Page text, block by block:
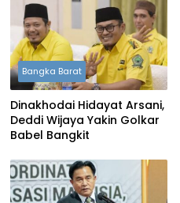
Bangka Barat
Dinakhodai Hidayat Arsani,
Deddi Wijaya Yakin Golkar
Babel Bangkit